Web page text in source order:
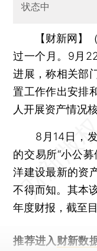
状态中
【财新网】
过一个月。9月
进展，称相关部
置工作作出安排
人开展资产情况核
8月14日，发
的交易所“小公
洋建设最新的资
不得而知。其本
年度财报，截至
推荐进入 财新数